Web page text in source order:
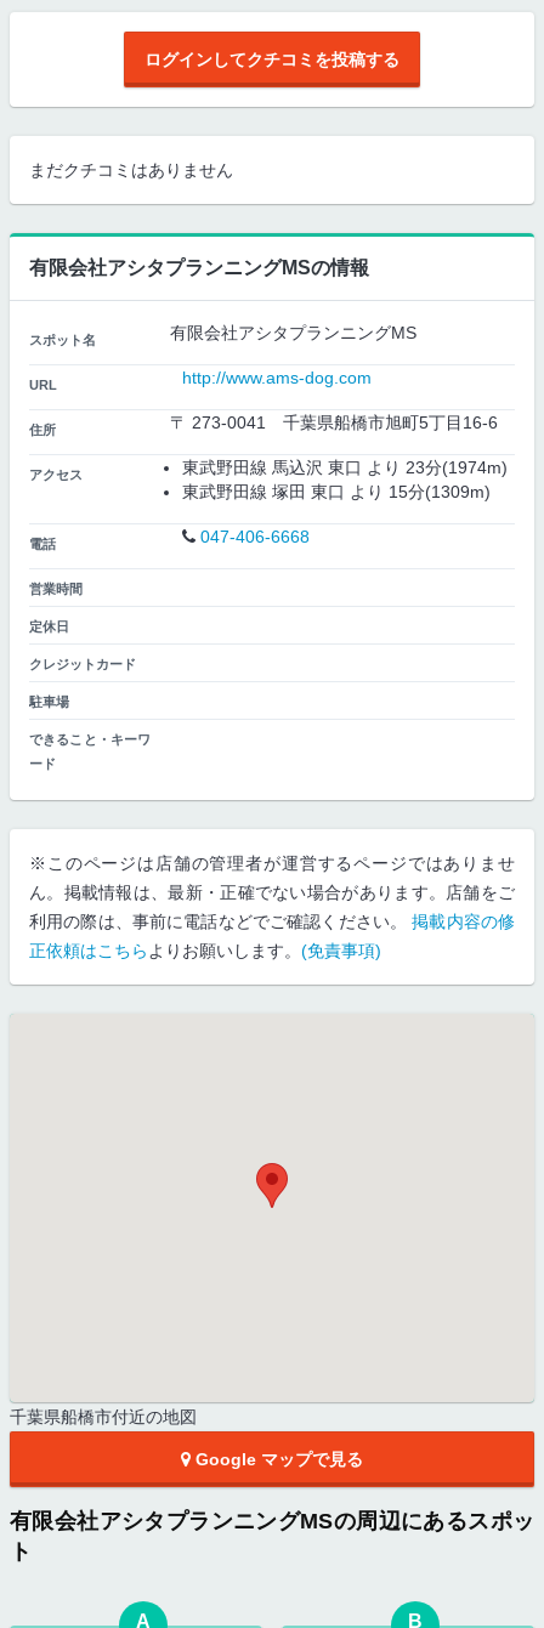
ログインしてクチコミを投稿する
まだクチコミはありません
有限会社アシタプランニングMSの情報
スポット名 有限会社アシタプランニングMS
URL http://www.ams-dog.com
住所 〒 273-0041 千葉県船橋市旭町5丁目16-6
アクセス
東武野田線 馬込沢 東口 より 23分(1974m)
東武野田線 塚田 東口 より 15分(1309m)
電話 047-406-6668
営業時間
定休日
クレジットカード
駐車場
できること・キーワ
ード
※このページは店舗の管理者が運営するページではありませ
ん。掲載情報は、最新・正確でない場合があります。店舗をご
利用の際は、事前に電話などでご確認ください。掲載内容の修
正依頼はこちら よりお願いします。 (免責事項)
千葉県船橋市付近の地図
Google マップで見る
有限会社アシタプランニングMSの周辺にあるスポッ
ト
A B